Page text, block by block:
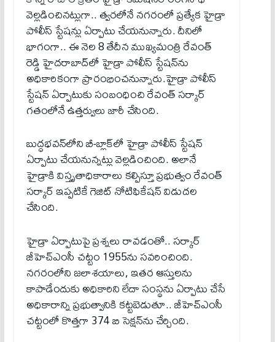
వెల్లడించినట్లుగా.. త్వరలోనే నగరంలో ప్రత్యేక హైడ్రా
పోలీస్ స్టేషన్లు ఏర్పాటు చేయనున్నారు. దీనిలో
భాగంగా.. ఈ నెల 8 తేదీన ముఖ్యమంత్రి రేవంత్
రెడ్డి హైదరాబాద్‌లో హైడ్రా పోలీస్ స్టేషన్‌ను
అధికారికంగా ప్రారంభించనున్నారు.హైడ్రా పోలీస్
స్టేషన్ ఏర్పాటుకు సంబంధించి రేవంత్ సర్కార్
గతంలోనే ఉత్తర్వులు జారీ చేసింది.
బుద్ధభవన్‌లోని బీ-బ్లాక్‌లో హైడ్రా పోలీస్‌ స్టేషన్‌
ఏర్పాటు చేయనున్నట్లు వెల్లడించింది. అలానే
హైడ్రాకి విస్తృతాధికారాలు కల్పిస్తూ ప్రభుత్వం రేవంత్
సర్కార్ ఇప్పటికే గెజిట్‌ నోటిఫికేషన్ విడుదల
చేసింది.
హైడ్రా ఏర్పాటుపై ప్రశ్నలు రావడంతో.. సర్కార్
జీహెచ్‌ఎంసీ చట్టం 1955ను సవరించింది.
నగరంలోని జలాశయాలు, ఇతర ఆస్తులను
కాపాడేందుకు అధికారిని లేదా సంస్థను ఏర్పాటు చేసే
అధికారాన్ని ప్రభుత్వానికి కట్టబెడుతూ.. జీహెచ్ఎంసీ
చట్టంలో కొత్తగా 374 బి సెక్షన్‌ను చేర్చింది.